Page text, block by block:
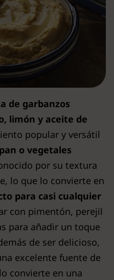
de garbanzos
limón y aceite de
popular y versátil
pan o vegetales
por su textura
lo que lo convierte en
para casi cualquier
con pimentón, perejil
para añadir un toque
de ser delicioso,
excelente fuente de
convierte en una